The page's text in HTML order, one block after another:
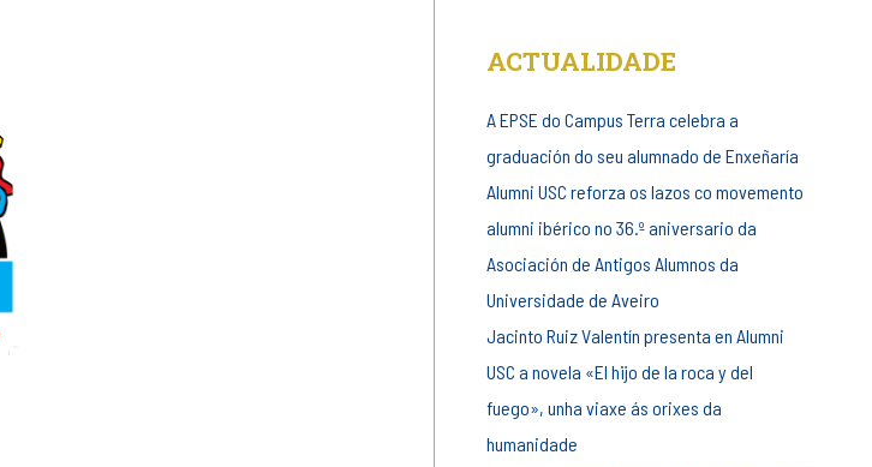
ACTUALIDADE
A EPSE do Campus Terra celebra a
graduación do seu alumnado de Enxeñaría
Alumni USC reforza os lazos co movemento
alumni ibérico no 36.º aniversario da
Asociación de Antigos Alumnos da
Universidade de Aveiro
Jacinto Ruiz Valentín presenta en Alumni
USC a novela «El hijo de la roca y del
fuego», unha viaxe ás orixes da
humanidade